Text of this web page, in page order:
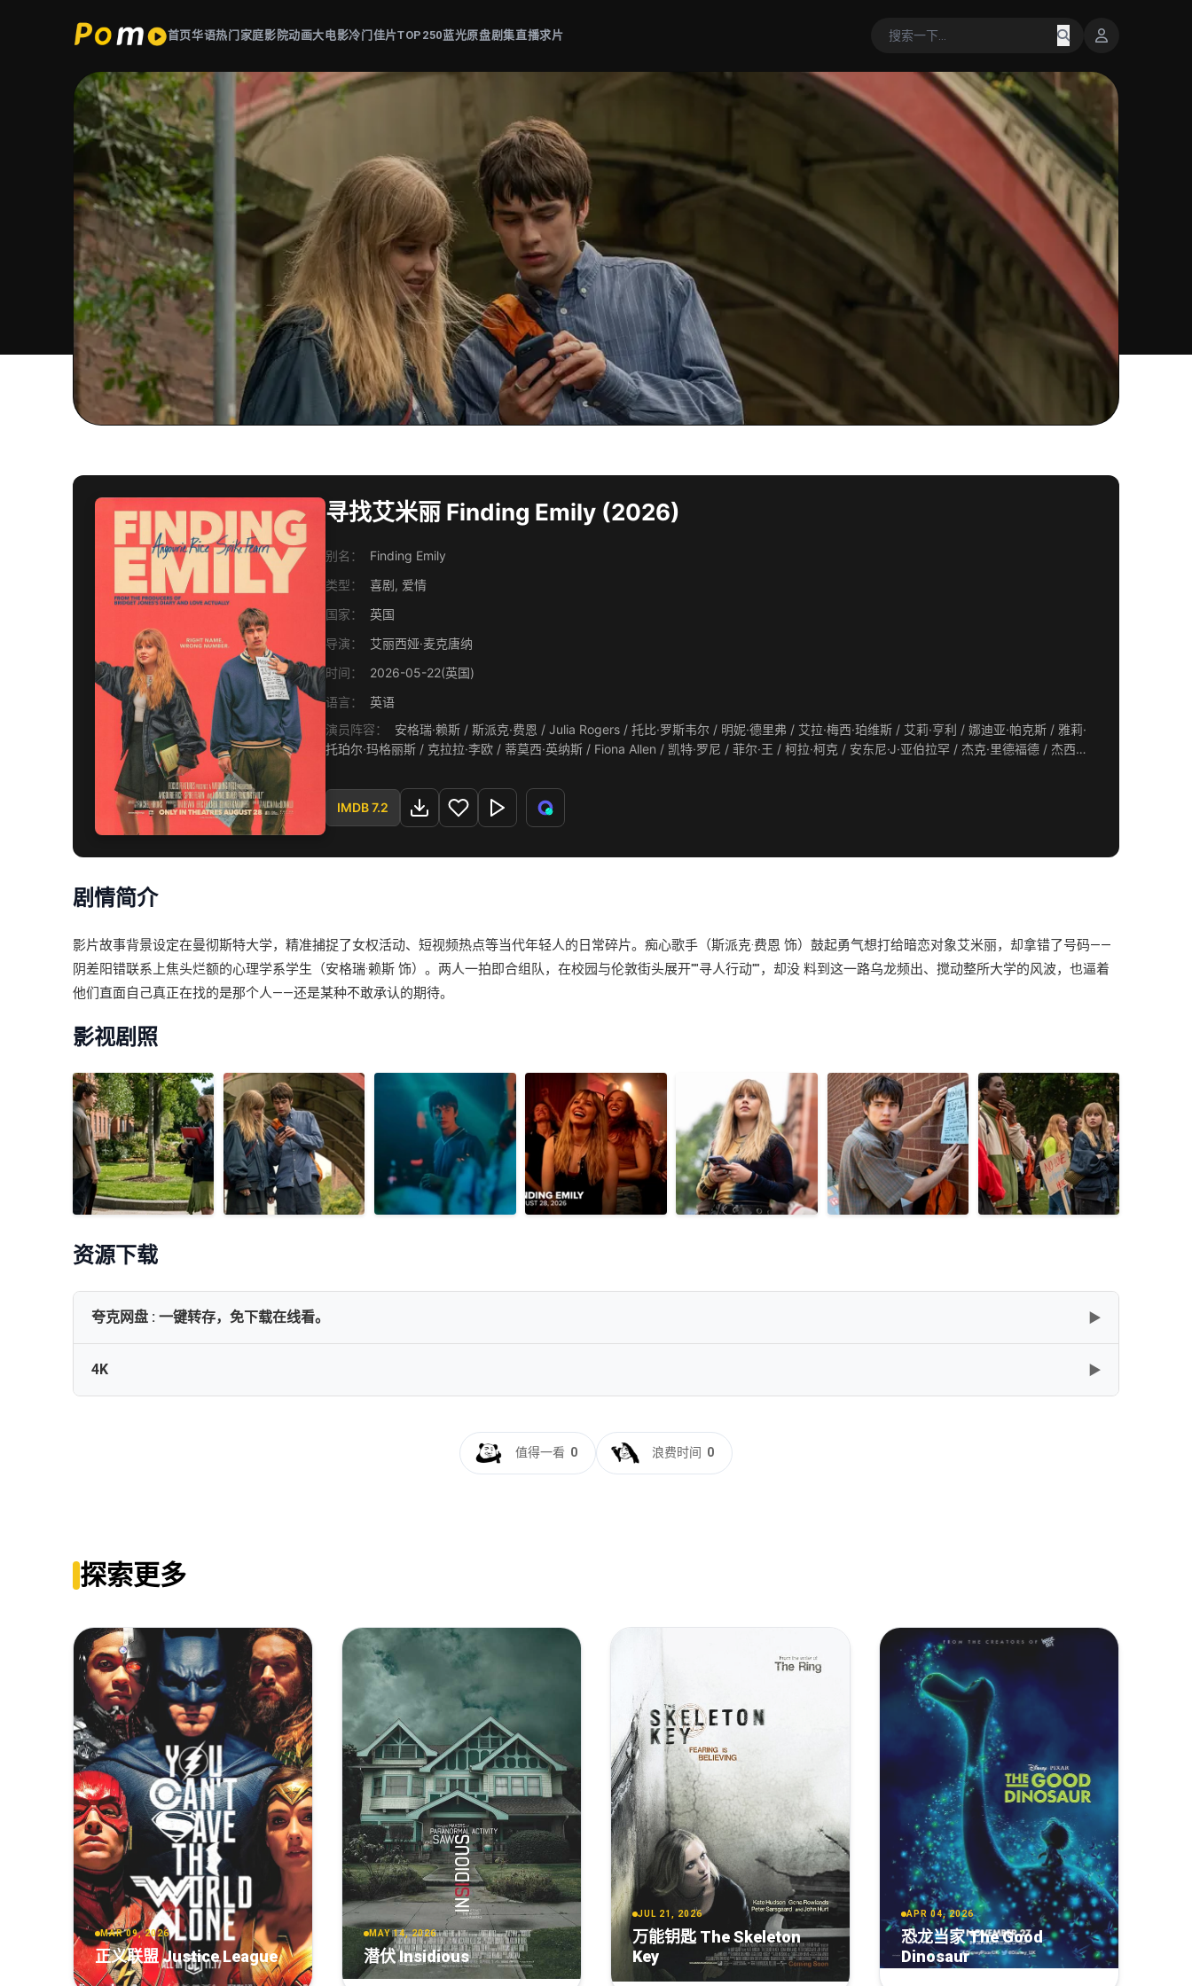
首页华语热门 家庭影院动画大电影冷门佳片TOP250蓝光原盘剧集直播求片
寻找艾米丽 Finding Emily (2026)
别名：
Finding Emily
类型：
喜剧, 爱情
国家：
英国
导演：
艾丽西娅·麦克唐纳
时间：
2026-05-22(英国)
语言：
英语
演员阵容：
安格瑞·赖斯 / 斯派克·费恩 / Julia Rogers / 托比·罗斯韦尔 / 明妮·德里弗 / 艾拉·梅西·珀维斯 / 艾莉·亨利 / 娜迪亚·帕克斯 / 雅莉·
托珀尔·玛格丽斯 / 克拉拉·李欧 / 蒂莫西·英纳斯 / Fiona Allen / 凯特·罗尼 / 菲尔·王 / 柯拉·柯克 / 安东尼·J·亚伯拉罕 / 杰克·里德福德 / 杰西卡·
IMDB 7.2
剧情简介
影片故事背景设定在曼彻斯特大学，精准捕捉了女权活动、短视频热点等当代年轻人的日常碎片。痴心歌手（斯派克·费恩 饰）鼓起勇气想打给暗恋对象艾米丽，却拿错了号码——
阴差阳错联系上焦头烂额的心理学系学生（安格瑞·赖斯 饰）。两人一拍即合组队，在校园与伦敦街头展开""寻人行动""，却没 料到这一路乌龙频出、搅动整所大学的风波，也逼着
他们直面自己真正在找的是那个人——还是某种不敢承认的期待。
影视剧照
资源下载
夸克网盘 : 一键转存，免下载在线看。 ▶
4K ▶
Finding.Emily.2026.2160p.iT.WEB-DL.DDP5.1.Atmos.DV.HDR.H.265-MADSKY
值得一看 0 浪费时间 0
探索更多
MAR 09, 2026
正义联盟 Justice League
MAY 14, 2026
潜伏 Insidious
JUL 21, 2026
万能钥匙 The Skeleton
Key
APR 04, 2026
恐龙当家 The Good
Dinosaur